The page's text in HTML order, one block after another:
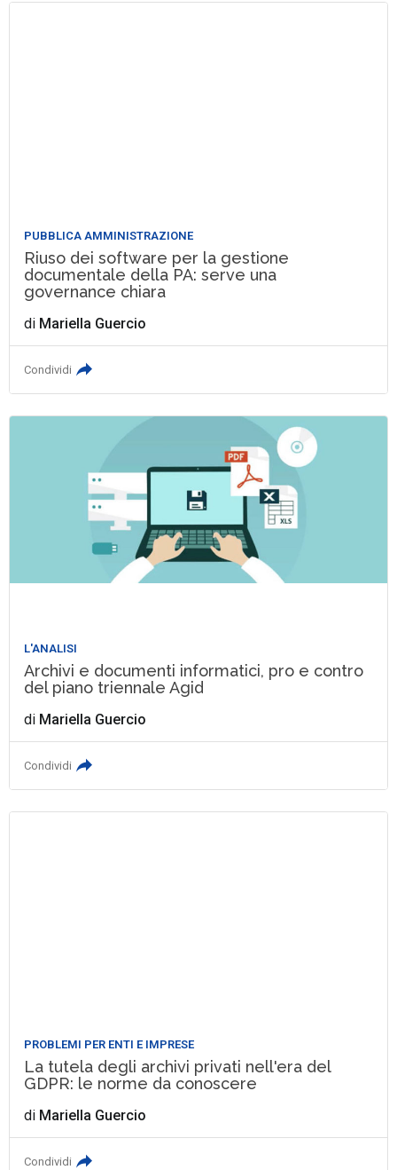
PUBBLICA AMMINISTRAZIONE
Riuso dei software per la gestione
documentale della PA: serve una
governance chiara
di Mariella Guercio
Condividi
L'ANALISI
Archivi e documenti informatici, pro e contro
del piano triennale Agid
di Mariella Guercio
Condividi
PROBLEMI PER ENTI E IMPRESE
La tutela degli archivi privati nell'era del
GDPR: le norme da conoscere
di Mariella Guercio
Condividi